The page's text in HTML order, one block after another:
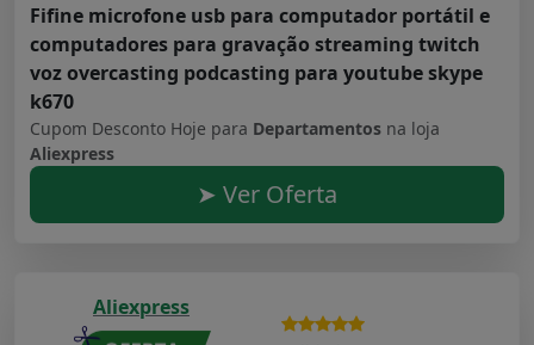
Fifine microfone usb para computador portátil e
computadores para gravação streaming twitch
voz overcasting podcasting para youtube skype
k670
Cupom Desconto Hoje para Departamentos na loja
Aliexpress
➤ Ver Oferta
Aliexpress